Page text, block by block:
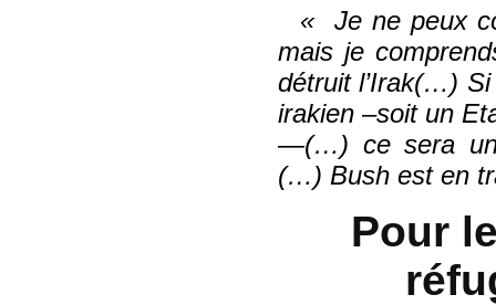
Je ne peux
mais je
détruit l’Irak(…)
irakien –soit un
—(…) ce sera un
(…) Bush est en
Pour